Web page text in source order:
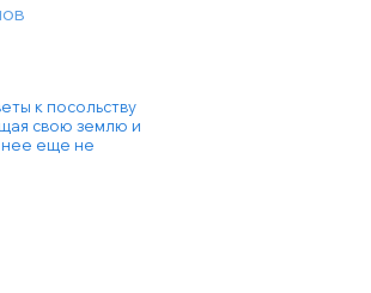
к посольству
свою землю и
нее еще не